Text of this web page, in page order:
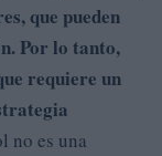
, que pueden
Por lo tanto,
requiere un
no es una